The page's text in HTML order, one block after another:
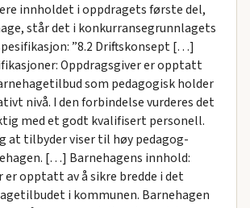
innholdet i oppdragets første del,
står det i konkurransegrunnlagets
”8.2 Driftskonsept […]
Oppdragsgiver er opptatt
som pedagogisk holder
nivå. I den forbindelse vurderes det
med et godt kvalifisert personell.
at tilbyder viser til høy pedagog-
[…] Barnehagens innhold:
er opptatt av å sikre bredde i det
i kommunen. Barnehagen